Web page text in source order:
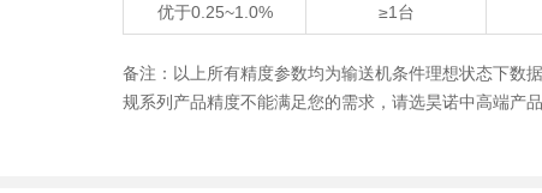
优于0.25~1.0% ≥1台
备注：以上所有精度参数均为输送机条件理想状态下数
规系列产品精度不能满足您的需求，请选昊诺中高端产品